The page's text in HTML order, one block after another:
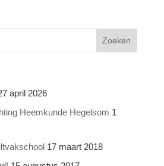
april 2026
Heemkunde Hegelsom 1
17 maart 2018